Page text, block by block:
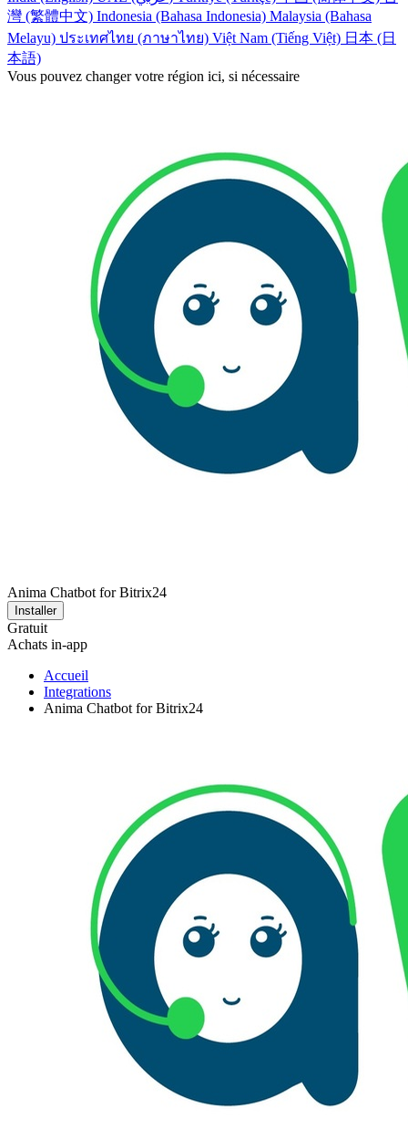
灣 (繁體中文) Indonesia (Bahasa Indonesia) Malaysia (Bahasa
Melayu) ประเทศไทย (ภาษาไทย) Việt Nam (Tiếng Việt) 日本 (日
本語)
Vous pouvez changer votre région ici, si nécessaire
Anima Chatbot for Bitrix24
Installer
Gratuit
Achats in-app
Accueil
Integrations
Anima Chatbot for Bitrix24